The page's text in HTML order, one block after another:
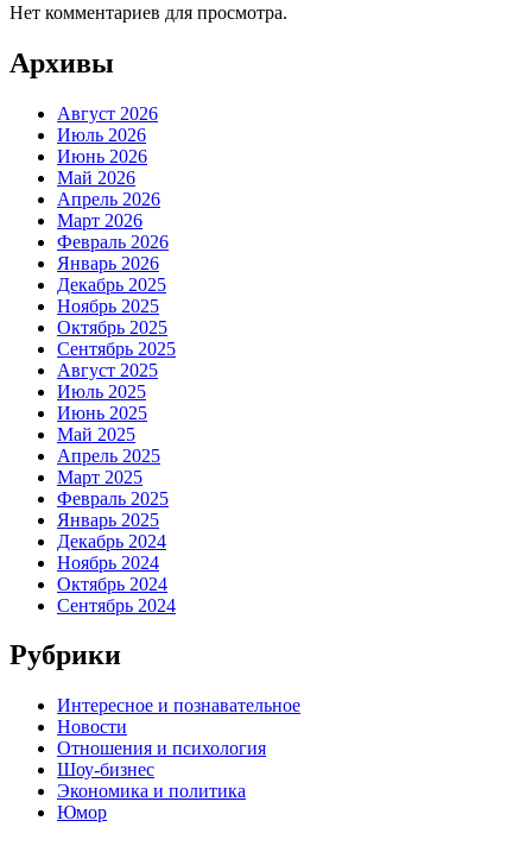
Нет комментариев для просмотра.
Архивы
Август 2026
Июль 2026
Июнь 2026
Май 2026
Апрель 2026
Март 2026
Февраль 2026
Январь 2026
Декабрь 2025
Ноябрь 2025
Октябрь 2025
Сентябрь 2025
Август 2025
Июль 2025
Июнь 2025
Май 2025
Апрель 2025
Март 2025
Февраль 2025
Январь 2025
Декабрь 2024
Ноябрь 2024
Октябрь 2024
Сентябрь 2024
Рубрики
Интересное и познавательное
Новости
Отношения и психология
Шоу-бизнес
Экономика и политика
Юмор